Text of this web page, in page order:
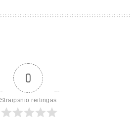
0
Straipsnio reitingas